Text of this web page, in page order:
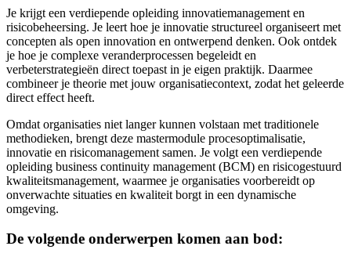
Je krijgt een verdiepende opleiding innovatiemanagement en
risicobeheersing. Je leert hoe je innovatie structureel organiseert met
concepten als open innovation en ontwerpend denken. Ook ontdek
je hoe je complexe veranderprocessen begeleidt en
verbeterstrategieën direct toepast in je eigen praktijk. Daarmee
combineer je theorie met jouw organisatiecontext, zodat het geleerde
direct effect heeft.
Omdat organisaties niet langer kunnen volstaan met traditionele
methodieken, brengt deze mastermodule procesoptimalisatie,
innovatie en risicomanagement samen. Je volgt een verdiepende
opleiding business continuity management (BCM) en risicogestuurd
kwaliteitsmanagement, waarmee je organisaties voorbereidt op
onverwachte situaties en kwaliteit borgt in een dynamische
omgeving.
De volgende onderwerpen komen aan bod: